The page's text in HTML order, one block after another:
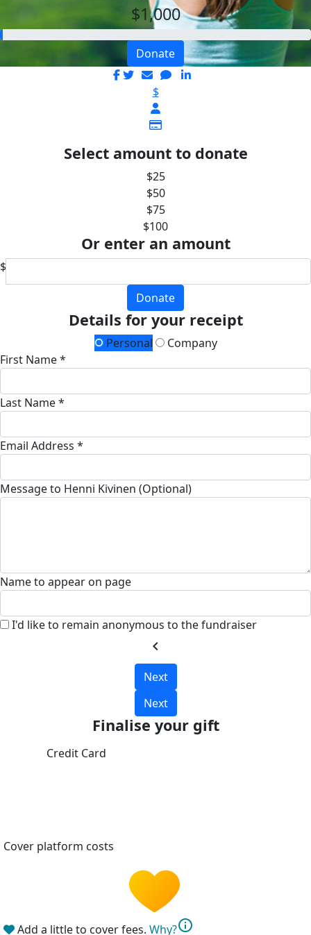
$1,000
Donate
$
Select amount to donate
$25
$50
$75
$100
Or enter an amount
$
Donate
Details for your receipt
Personal
Company
First Name *
Last Name *
Email Address *
Message to Henni Kivinen (Optional)
Name to appear on page
I'd like to remain anonymous to the fundraiser
chevron_left
Next
Next
Finalise your gift
Credit Card
Cover platform costs
Add a little to cover fees. Why?info